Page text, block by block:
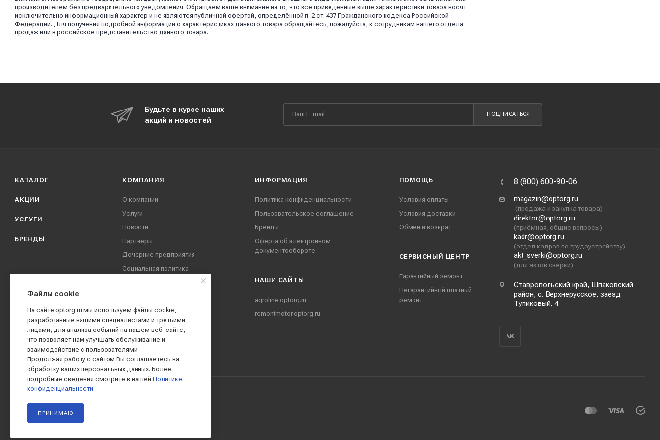
производителем без предварительного уведомления. Обращаем ваше внимание на то, что все приведённые выше характеристики товара носят
исключительно информационный характер и не являются публичной офертой, определённой п. 2 ст. 437 Гражданского кодекса Российской
Федерации. Для получения подробной информации о характеристиках данного товара обращайтесь, пожалуйста, к сотрудникам нашего отдела
продаж или в российское представительство данного товара.
Будьте в курсе наших
акций и новостей
ПОДПИСАТЬСЯ
КАТАЛОГ
АКЦИИ
УСЛУГИ
БРЕНДЫ
КОМПАНИЯ
О компании
Услуги
Новости
Партнеры
Дочерние предприятия
Социальная политика
Вакансии
Реквизиты
Контакты
ИНФОРМАЦИЯ
Политика конфиденциальности
Пользовательское соглашение
Бренды
Оферта об электронном
документообороте
НАШИ CАЙТЫ
agroline.optorg.ru
remontmotor.optorg.ru
ПОМОЩЬ
Условия оплаты
Условия доставки
Обмен и возврат
СЕРВИСНЫЙ ЦЕНТР
Гарантийный ремонт
Негарантийный платный
ремонт
8 (800) 600-90-06
magazin@optorg.ru
(продажа и закупка товара)
direktor@optorg.ru
(приёмная, общие вопросы)
kadr@optorg.ru
(отдел кадров по трудоустройству)
akt_sverki@optorg.ru
(для актов сверки)
Ставропольский край, Шпаковский
район, с. Верхнерусское, заезд
Тупиковый, 4
Файлы cookie
На сайте optorg.ru мы используем файлы cookie,
разработанные нашими специалистами и третьими
лицами, для анализа событий на нашем веб-сайте,
что позволяет нам улучшать обслуживание и
взаимодействие с пользователями.
Продолжая работу с сайтом Вы соглашаетесь на
обработку ваших персональных данных. Более
подробные сведения смотрите в нашей Политике
конфиденциальности.
ПРИНИМАЮ